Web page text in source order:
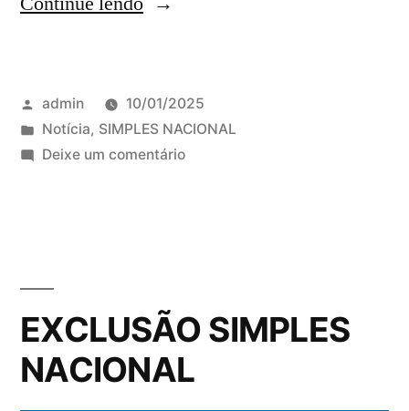
admin
10/01/2025
Notícia, SIMPLES NACIONAL
Deixe um comentário
EXCLUSÃO SIMPLES
NACIONAL